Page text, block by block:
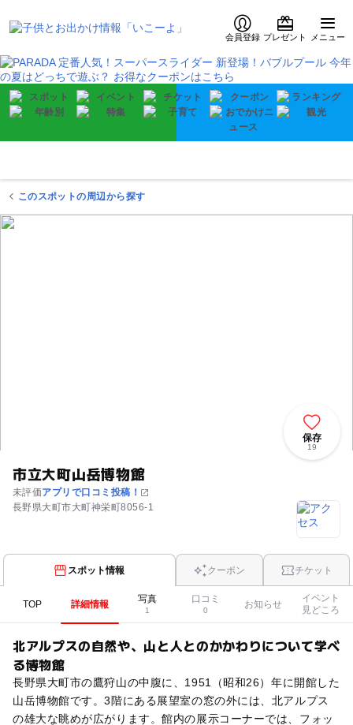
会員登録 プレゼント メニュー
このスポットの周辺から探す
市立大町山岳博物館
未評価アプリで口コミ投稿！
長野県大町市大町神栄町8056-1
保存
19
スポット情報 クーポン チケット
TOP 詳細情報 写真
1
口コミ
0
お知らせ
イベント
見どころ
北アルプスの自然や、山と人とのかかわりについて学べ
る博物館
長野県大町市の鷹狩山の中腹に、1951（昭和26）年に開館した
山岳博物館です。3階にある展望室の窓の外には、北アルプス
の雄大な眺めが広がります。館内の展示コーナーでは、フォッ